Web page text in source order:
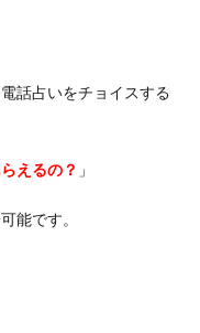
話占いをチョイスする
えるの？ 」
能です。